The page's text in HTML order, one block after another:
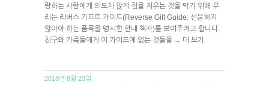
랑하는 사람에게 의도치 않게 짐을 지우는 것을 막기 위해 우
리는 리버스 기프트 가이드(Reverse Gift Guide: 선물하지
않아야 하는 품목을 명시한 안내 책자)를 보여주려고 합니다.
친구와 가족들에게 이 가이드에 없는 것들을 → 더 보기
2018년 8월 23일.